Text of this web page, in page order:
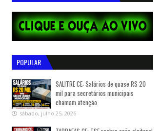
POPULAR
SALITRE CE: Salários de quase R$ 20
mil para secretários municipais
chamam atenção
sábado, julho 25, 2026